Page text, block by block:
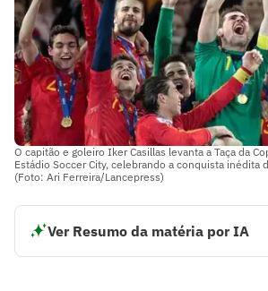
O capitão e goleiro Iker Casillas levanta a Taça da
Estádio Soccer City, celebrando a conquista inédita
(Foto: Ari Ferreira/Lancepress)
Ver Resumo da matéria por IA